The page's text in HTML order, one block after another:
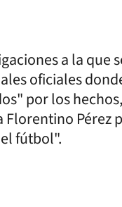
a la que
oficiales
por los
Pérez
fútbol".